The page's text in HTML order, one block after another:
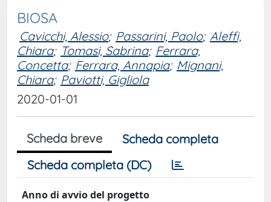
BIOSA
Cavicchi, Alessio; Passarini, Paolo; Aleffi,
Chiara; Tomasi, Sabrina; Ferrara,
Concetta; Ferrara, Annapia; Mignani,
Chiara; Paviotti, Gigliola
2020-01-01
Scheda breve
Scheda completa
Scheda completa (DC)
Anno di avvio del progetto